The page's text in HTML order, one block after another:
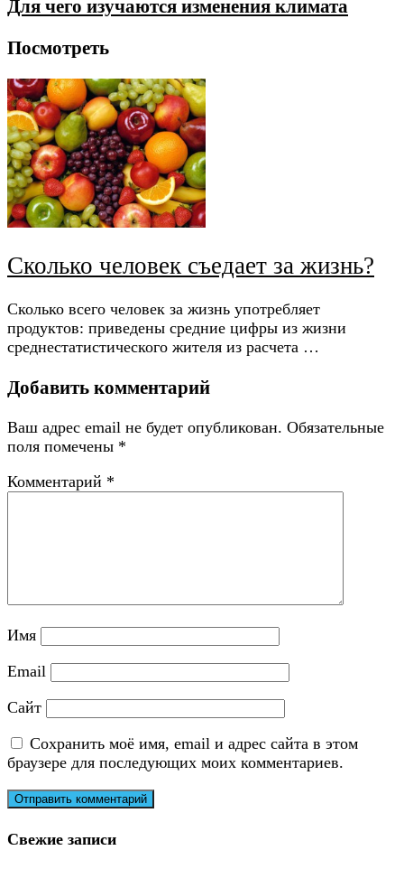
Для чего изучаются изменения климата
Посмотреть
Сколько человек съедает за жизнь?
Сколько всего человек за жизнь употребляет
продуктов: приведены средние цифры из жизни
среднестатистического жителя из расчета …
Добавить комментарий
Ваш адрес email не будет опубликован. Обязательные
поля помечены *
Комментарий *
Имя
Email
Сайт
Сохранить моё имя, email и адрес сайта в этом
браузере для последующих моих комментариев.
Свежие записи